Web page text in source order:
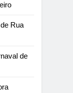
Rua
de